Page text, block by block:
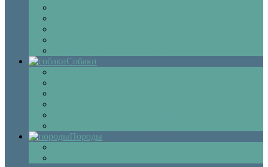
Собаки
Породы